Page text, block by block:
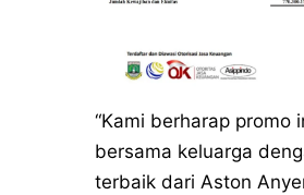
“Kami berharap
bersama keluarga
terbaik dari Aston